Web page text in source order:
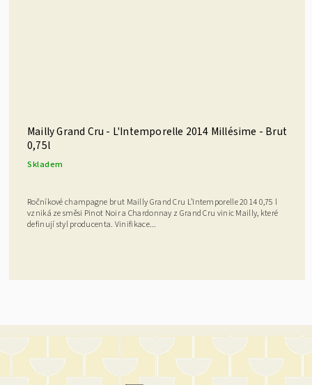
Mailly Grand Cru - L'Intemporelle 2014 Millésime - Brut
0,75l
Skladem
Ročníkové champagne brut Mailly Grand Cru L’Intemporelle 2014 0,75 l
vzniká ze směsi Pinot Noir a Chardonnay z Grand Cru vinic Mailly, které
definují styl producenta. Vinifikace...